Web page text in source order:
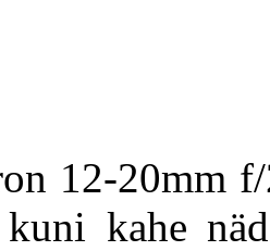
12-20mm
kahe